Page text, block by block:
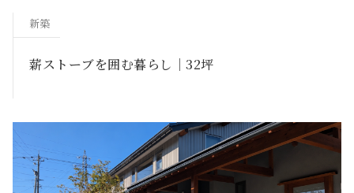
新築
薪ストーブを囲む暮らし｜32坪